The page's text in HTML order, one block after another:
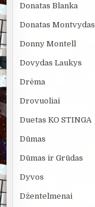
Donatas Blanka
Donatas Montvydas
Donny Montell
Dovydas Laukys
Drėma
Drovuoliai
Duetas KO STINGA
Dūmas
Dūmas ir Grūdas
Dyvos
Džentelmenai